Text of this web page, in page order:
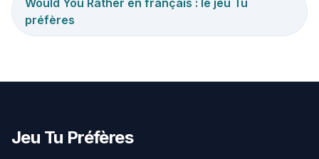
Would You Rather en français : le jeu Tu
préfères
Jeu Tu Préfères